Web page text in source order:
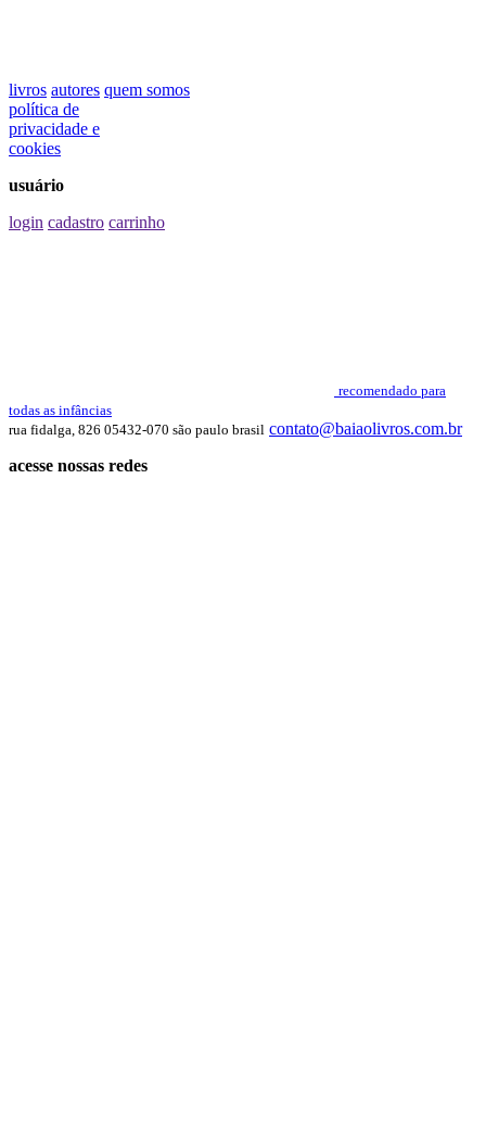
livros autores quem somos
política de
privacidade e
cookies
usuário
login cadastro carrinho
recomendado para
todas as infâncias
rua fidalga, 826 05432-070 são paulo brasil contato@baiaolivros.com.br
acesse nossas redes